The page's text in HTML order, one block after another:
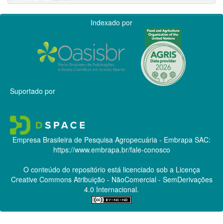
Indexado por
Suportado por
Empresa Brasileira de Pesquisa Agropecuária - Embrapa SAC:
https://www.embrapa.br/fale-conosco
O conteúdo do repositório está licenciado sob a Licença
Creative CommonsAtribuição - NãoComercial - SemDerivações
4.0 Internacional.